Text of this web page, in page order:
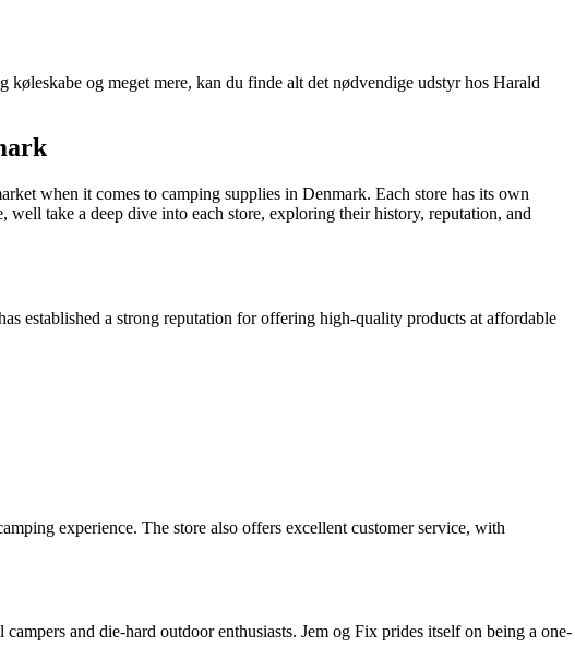
og meget mere, kan du finde alt det nødvendige udstyr hos Harald
when it comes to camping supplies in Denmark. Each store has its own
take a deep dive into each store, exploring their history, reputation, and
established a strong reputation for offering high-quality products at affordable
experience. The store also offers excellent customer service, with
and die-hard outdoor enthusiasts. Jem og Fix prides itself on being a one-